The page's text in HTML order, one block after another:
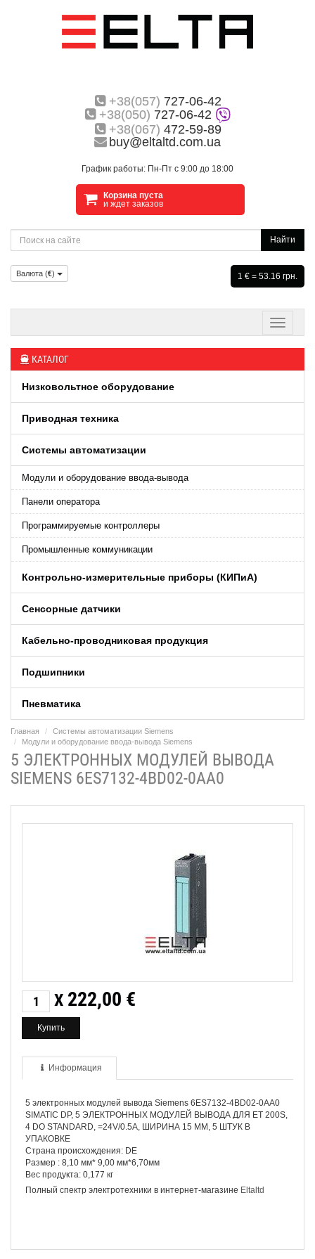
+38(057) 727-06-42
+38(050) 727-06-42
+38(067) 472-59-89
buy@eltaltd.com.ua
График работы: Пн-Пт с 9:00 до 18:00
Корзина пуста
и ждет заказов
Найти
Валюта (€) 1 € = 53.16 грн.
КАТАЛОГ
Низковольтное оборудование
Приводная техника
Системы автоматизации
Модули и оборудование ввода-вывода
Панели оператора
Программируемые контроллеры
Промышленные коммуникации
Контрольно-измерительные приборы (КИПиA)
Сенсорные датчики
Кабельно-проводниковая продукция
Подшипники
Пневматика
Главная
Системы автоматизации Siemens
Модули и оборудование ввода-вывода Siemens
5 ЭЛЕКТРОННЫХ МОДУЛЕЙ ВЫВОДА
SIEMENS 6ES7132-4BD02-0AA0
X 222,00 €
Информация
5 электронных модулей вывода Siemens 6ES7132-4BD02-0AA0
SIMATIC DP, 5 ЭЛЕКТРОННЫХ МОДУЛЕЙ ВЫВОДА ДЛЯ ET 200S,
4 DO STANDARD, =24V/0.5A, ШИРИНА 15 MM, 5 ШТУК В
УПАКОВКЕ
Страна происхождения: DE
Размер : 8,10 мм* 9,00 мм*6,70мм
Вес продукта: 0,177 кг
Полный спектр электротехники в интернет-магазине Eltaltd